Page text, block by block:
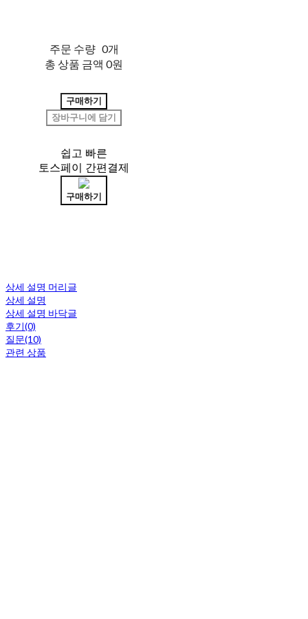
주문 수량 0개
총 상품 금액 0원
구매하기
장바구니에 담기
쉽고 빠른
토스페이 간편결제
구매하기
상세 설명 머리글
상세 설명
상세 설명 바닥글
후기(0)
질문(10)
관련 상품